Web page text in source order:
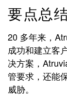
要点总
20 多年来，
成功和建立客
决方案，
管要求，还能
威胁。